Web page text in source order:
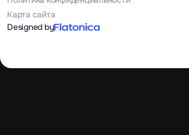
Карта сайта
Designed by